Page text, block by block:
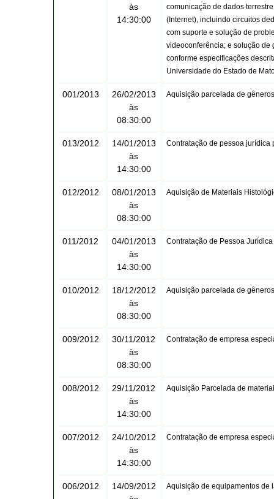
às
14:30:00
comunicação de dados
(Internet), incluindo circuitos
com suporte e solução de
videoconferência; e solução de
conforme especificações
Universidade do Estado de
001/2013
26/02/2013
às
08:30:00
Aquisição parcelada de
013/2012
14/01/2013
às
14:30:00
Contratação de pessoa jurídica
012/2012
08/01/2013
às
08:30:00
Aquisição de Materiais
011/2012
04/01/2013
às
14:30:00
Contratação de Pessoa
010/2012
18/12/2012
às
08:30:00
Aquisição parcelada de
009/2012
30/11/2012
às
08:30:00
Contratação de empresa
008/2012
29/11/2012
às
14:30:00
Aquisição Parcelada de
007/2012
24/10/2012
às
14:30:00
Contratação de empresa
006/2012
14/09/2012
Aquisição de equipamentos de